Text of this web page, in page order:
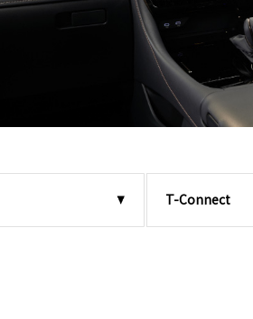
T-Connect